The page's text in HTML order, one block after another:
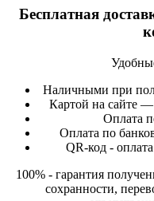
Бесплатная
Наличными при
Картой на сайте
Оплата
Оплата по
QR-код -
100% - гарантия
сохранности,